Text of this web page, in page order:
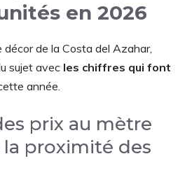
en 2026
de la Costa del Azahar,
sujet avec les chiffres qui font
année.
prix au mètre
la proximité des